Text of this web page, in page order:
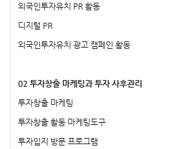
외국인투자유치 PR 활동
디지털 PR
외국인투자유치 광고 캠페인 활동
02 투자창출 마케팅과 투자 사후관리
투자창출 마케팅
투자창출 활동 마케팅도구
투자입지 방문 프로그램